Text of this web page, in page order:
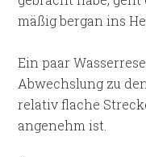
mäßig bergan ins
Ein paar
Abwechslung zu
relativ flache
angenehm ist.